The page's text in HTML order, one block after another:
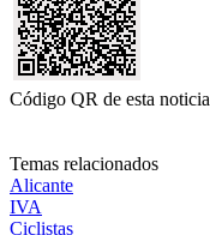
Código QR de esta noticia
Temas relacionados
Alicante
IVA
Ciclistas